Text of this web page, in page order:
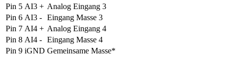
Pin 5 AI3 + Analog Eingang 3
Pin 6 AI3 - Eingang Masse 3
Pin 7 AI4 + Analog Eingang 4
Pin 8 AI4 - Eingang Masse 4
Pin 9 iGND Gemeinsame Masse*